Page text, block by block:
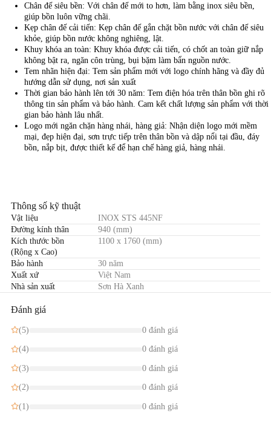
Chân đế siêu bền: Với chân đế mới to hơn, làm bằng inox siêu bền,
giúp bồn luôn vững chãi.
Kẹp chân đế cải tiến: Kẹp chân đế gắn chặt bồn nước với chân đế siêu
khỏe, giúp bồn nước không nghiêng, lật.
Khuy khóa an toàn: Khuy khóa được cải tiến, có chốt an toàn giữ nắp
không bật ra, ngăn côn trùng, bụi bặm làm bẩn nguồn nước.
Tem nhãn hiện đại: Tem sản phẩm mới với logo chính hãng và đầy đủ
hướng dẫn sử dụng, nơi sản xuất
Thời gian bảo hành lên tới 30 năm: Tem điện hóa trên thân bồn ghi rõ
thông tin sản phẩm và bảo hành. Cam kết chất lượng sản phẩm với thời
gian bảo hành lâu nhất.
Logo mới ngăn chặn hàng nhái, hàng giả: Nhận diện logo mới mềm
mại, đẹp hiện đại, sơn trực tiếp trên thân bồn và dập nổi tại đầu, đáy
bồn, nắp bịt, được thiết kế để hạn chế hàng giả, hàng nhái.
Thông số kỹ thuật
Vật liệu
INOX STS 445NF
Đường kính thân
940 (mm)
Kích thước bồn
(Rộng x Cao)
1100 x 1760 (mm)
Bảo hành
30 năm
Xuất xứ
Việt Nam
Nhà sản xuất
Sơn Hà Xanh
Đánh giá
(5) 0 đánh giá
(4) 0 đánh giá
(3) 0 đánh giá
(2) 0 đánh giá
(1) 0 đánh giá